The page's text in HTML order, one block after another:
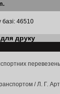
базі: 46510
друку
/ Л. Г.